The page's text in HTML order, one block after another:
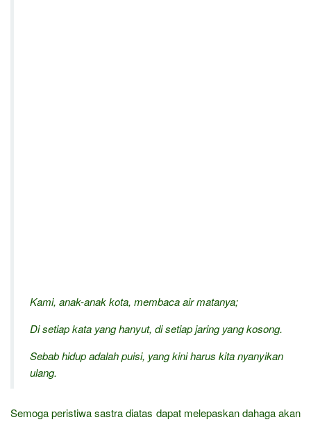
Kami, anak-anak kota, membaca air matanya;
Di setiap kata yang hanyut, di setiap jaring yang kosong.
Sebab hidup adalah puisi, yang kini harus kita nyanyikan
ulang.
Semoga peristiwa sastra diatas dapat melepaskan dahaga akan